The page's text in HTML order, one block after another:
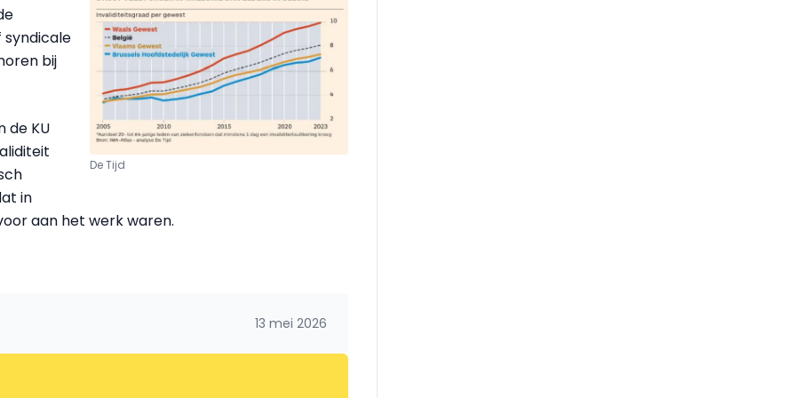
De Tijd
bij
de KU
in
aan het werk waren.
13 mei 2026